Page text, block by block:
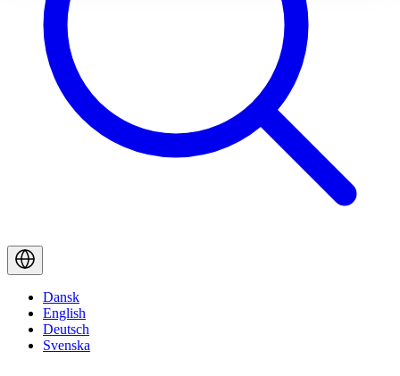
Dansk
English
Deutsch
Svenska